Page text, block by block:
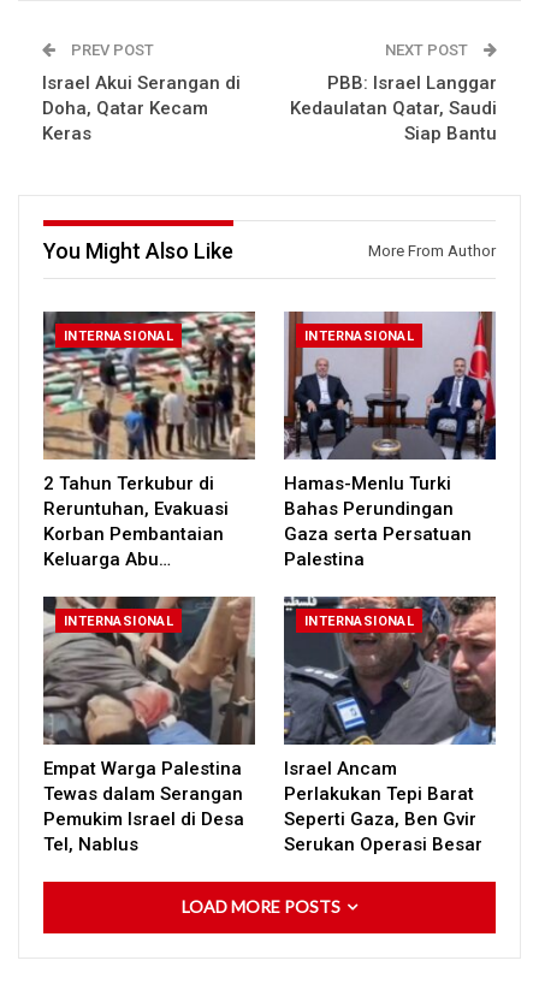
PREV POST
Israel Akui Serangan di
Doha, Qatar Kecam
Keras
NEXT POST
PBB: Israel Langgar
Kedaulatan Qatar, Saudi
Siap Bantu
You Might Also Like More From Author
INTERNASIONAL
2 Tahun Terkubur di
Reruntuhan, Evakuasi
Korban Pembantaian
Keluarga Abu…
INTERNASIONAL
Hamas-Menlu Turki
Bahas Perundingan
Gaza serta Persatuan
Palestina
INTERNASIONAL
Empat Warga Palestina
Tewas dalam Serangan
Pemukim Israel di Desa
Tel, Nablus
INTERNASIONAL
Israel Ancam
Perlakukan Tepi Barat
Seperti Gaza, Ben Gvir
Serukan Operasi Besar
LOAD MORE POSTS